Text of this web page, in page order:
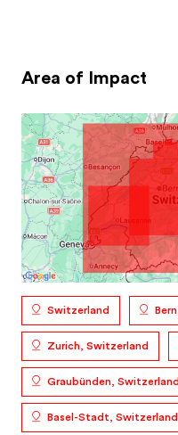
Area of Impact
Switzerland
Zurich, Switzerland
Graubünden, Switzerland
Basel-Stadt, Switzerland